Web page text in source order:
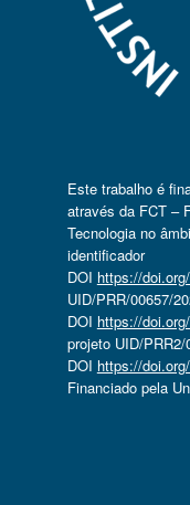
Este trabalho é
através da FCT –
Tecnologia no
identificador
DOI https://
UID/PRR/00657/
DOI https://
projeto UID/
DOI https://
Financiado pela